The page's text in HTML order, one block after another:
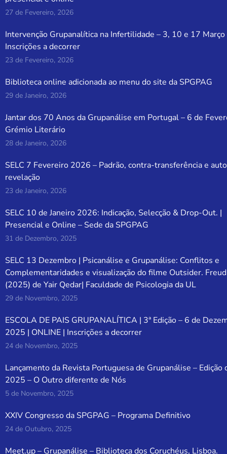
27 de Fevereiro, 2026
Intervenção Grupanalítica na Infertilidade – 3, 10 e 17 Março
Inscrições a decorrer
23 de Fevereiro, 2026
Biblioteca online adicionada ao menu do site da SPGPAG
29 de Janeiro, 2026
Jantar dos 70 Anos da Grupanálise em Portugal – 6 de
Grémio Literário
28 de Janeiro, 2026
SELC 7 Fevereiro 2026 – Padrão, contra-transferência e
revelação
23 de Janeiro, 2026
SELC 10 de Janeiro 2026: Indicação, Selecção & Drop-Out. |
Presencial e Online – Sede da SPGPAG
31 de Dezembro, 2025
SELC 13 Dezembro | Psicanálise e Grupanálise: Conflitos e
Complementaridades e visualização do filme Outsider. Freud
(2025) de Yair Qedar| Faculdade de Psicologia da UL
29 de Novembro, 2025
ESCOLA DE PAIS GRUPANALÍTICA | 3ª Edição – 6 de
2025 | ONLINE | Inscrições a decorrer
24 de Novembro, 2025
Lançamento da Revista Portuguesa de Grupanálise – Edição
2025 – O Outro diferente de Nós
5 de Novembro, 2025
XXIV Congresso da SPGPAG – Programa Definitivo
24 de Outubro, 2025
Meet.up – Grupanálise – Biblioteca dos Coruchéus, Lisboa.